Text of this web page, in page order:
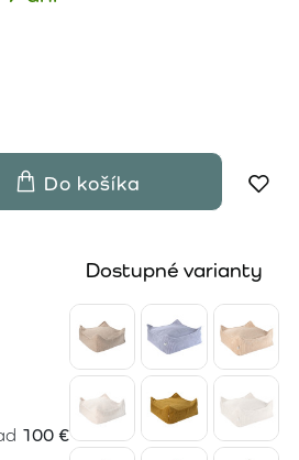
Do košíka
100 €
Dostupné varianty